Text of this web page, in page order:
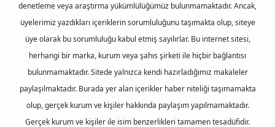
denetleme veya araştırma yükümlülüğümüz bulunmamaktadır. Ancak,
üyelerimiz yazdıkları içeriklerin sorumluluğunu taşımakta olup, siteye
üye olarak bu sorumluluğu kabul etmiş sayılırlar. Bu internet sitesi,
herhangi bir marka, kurum veya şahıs şirketi ile hiçbir bağlantısı
bulunmamaktadır. Sitede yalnızca kendi hazırladığımız makaleler
paylaşılmaktadır. Burada yer alan içerikler haber niteliği taşımamakta
olup, gerçek kurum ve kişiler hakkında paylaşım yapılmamaktadır.
Gerçek kurum ve kişiler ile isim benzerlikleri tamamen tesadüfidir.